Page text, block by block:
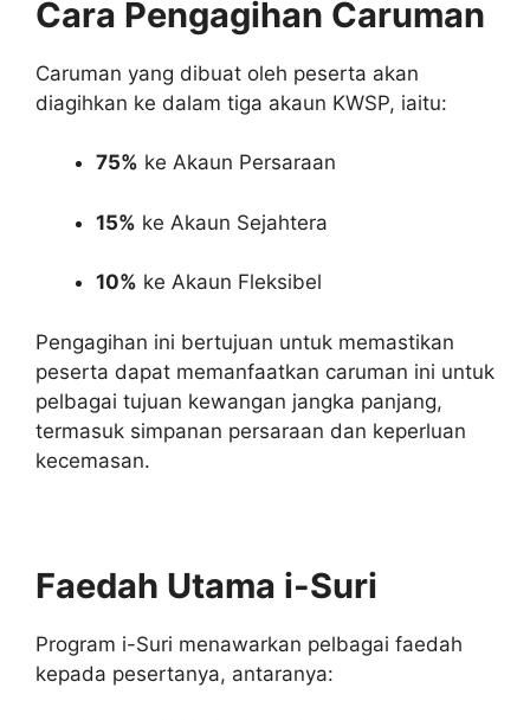
Cara Pengagihan Caruman
Caruman yang dibuat oleh peserta akan
diagihkan ke dalam tiga akaun KWSP, iaitu:
75% ke Akaun Persaraan
15% ke Akaun Sejahtera
10% ke Akaun Fleksibel
Pengagihan ini bertujuan untuk memastikan
peserta dapat memanfaatkan caruman ini untuk
pelbagai tujuan kewangan jangka panjang,
termasuk simpanan persaraan dan keperluan
kecemasan.
Faedah Utama i-Suri
Program i-Suri menawarkan pelbagai faedah
kepada pesertanya, antaranya: